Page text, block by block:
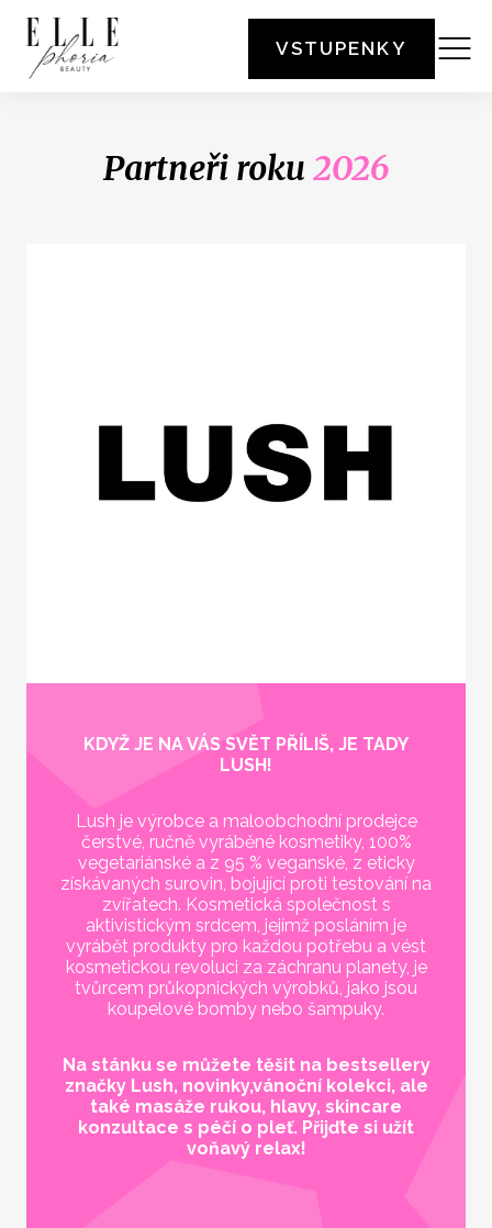
VSTUPENKY
Partneři roku 2026
KDYŽ JE NA VÁS SVĚT PŘÍLIŠ, JE TADY
LUSH!
Lush je výrobce a maloobchodní prodejce
čerstvé, ručně vyráběné kosmetiky, 100%
vegetariánské a z 95 % veganské, z eticky
získávaných surovin, bojující proti testování na
zvířatech. Kosmetická společnost s
aktivistickým srdcem, jejímž posláním je
vyrábět produkty pro každou potřebu a vést
kosmetickou revoluci za záchranu planety, je
tvůrcem průkopnických výrobků, jako jsou
koupelové bomby nebo šampuky.
Na stánku se můžete těšit na bestsellery
značky Lush, novinky,vánoční kolekci, ale
také masáže rukou, hlavy, skincare
konzultace s péčí o pleť. Přijďte si užít
voňavý relax!